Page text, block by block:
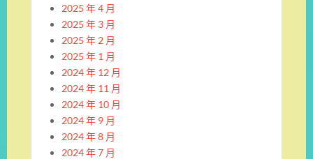
2025 年 4 月
2025 年 3 月
2025 年 2 月
2025 年 1 月
2024 年 12 月
2024 年 11 月
2024 年 10 月
2024 年 9 月
2024 年 8 月
2024 年 7 月